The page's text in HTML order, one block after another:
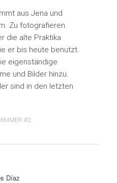
aus Jena und
Zu fotografieren
die alte Praktika
er bis heute benutzt.
eigenständige
und Bilder hinzu.
sind in den letzten
#2
Díaz